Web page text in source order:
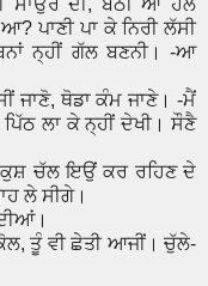
ਸਾਉਰੇ ਦੀ, ਬੈਠੀ ਆ ਹਲੇ
ਪਾਣੀ ਪਾ ਕੇ ਨਿਰੀ ਲੱਸੀ
ਨ੍ਹੀਂ ਗੱਲ ਬਣਨੀ। -ਆ
ਜਾਣੋ, ਥੋਡਾ ਕੰਮ ਜਾਣੇ। -ਮੈਂ
ਲਾ ਕੇ ਨ੍ਹੀਂ ਦੇਖੀ। ਸੌਣੈ
ਕੁਸ਼ ਚੱਲ ਇਉਂ ਕਰ ਰਹਿਣ ਦੇ
ਲੇ ਸੀਗੇ।
ਤੂੰ ਵੀ ਛੇਤੀ ਆਜੀਂ। ਚੁੱਲੇ-